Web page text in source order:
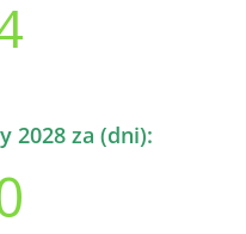
2028 za (dni):